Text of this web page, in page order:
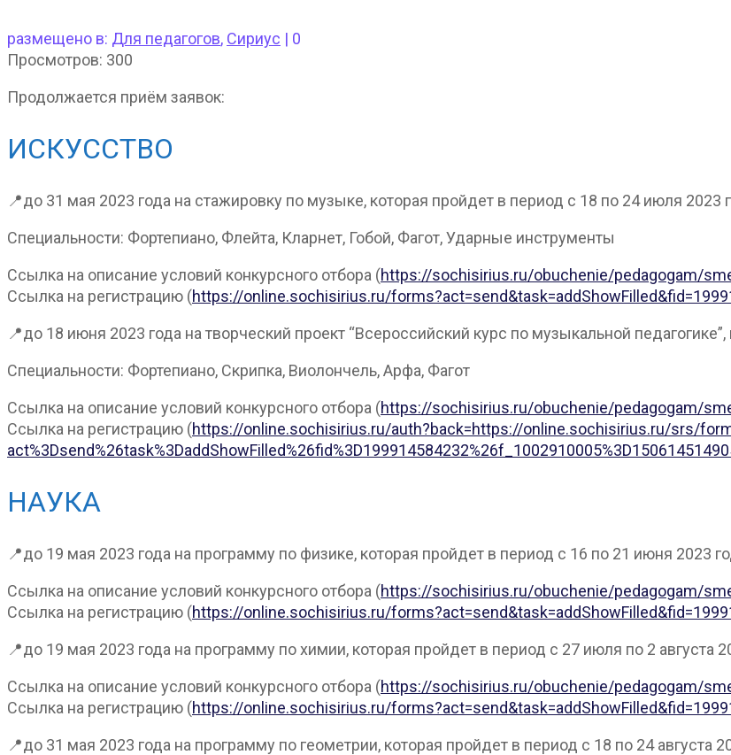
размещено в: Для педагогов, Сириус | 0
Просмотров: 300
Продолжается приём заявок:
ИСКУССТВО
📍до 31 мая 2023 года на стажировку по музыке, которая пройдет в период с 18 по 24 июля 2023
Специальности: Фортепиано, Флейта, Кларнет, Гобой, Фагот, Ударные инструменты
Ссылка на описание условий конкурсного отбора (https://sochisirius.ru/obuchenie/pedagogam/
Ссылка на регистрацию (https://online.sochisirius.ru/
📍до 18 июня 2023 года на творческий проект “Всероссийский курс по музыкальной
Специальности: Фортепиано, Скрипка, Виолончель, Арфа, Фагот
Ссылка на описание условий конкурсного отбора (https://sochisirius.ru/obuchenie/pedagogam/
Ссылка на регистрацию (https://online.sochisirius.ru/auth?back=https://online.sochisirius.ru/srs/
НАУКА
📍до 19 мая 2023 года на программу по физике, которая пройдет в период с 16 по 21 июня 2023
Ссылка на описание условий конкурсного отбора (https://sochisirius.ru/obuchenie/pedagogam/
Ссылка на регистрацию (https://online.sochisirius.ru/
📍до 19 мая 2023 года на программу по химии, которая пройдет в период с 27 июля по 2 августа
Ссылка на описание условий конкурсного отбора (https://sochisirius.ru/obuchenie/pedagogam/
Ссылка на регистрацию (https://online.sochisirius.ru/
📍до 31 мая 2023 года на программу по геометрии, которая пройдет в период с 18 по 24 августа